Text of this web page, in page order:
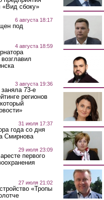
«Вид сбоку»
6 августа 18:17
под
4 августа 18:59
3 августа 19:36
73-е
регионов
31 июля 17:37
года со дня
Смирнова
29 июля 23:09
первого
27 июля 21:02
«Тропы